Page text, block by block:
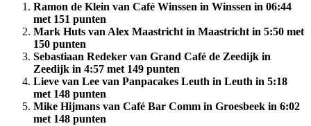
Ramon de Klein van Café Winssen in Winssen in 06:44
met 151 punten
Mark Huts van Alex Maastricht in Maastricht in 5:50 met
150 punten
Sebastiaan Redeker van Grand Café de Zeedijk in
Zeedijk in 4:57 met 149 punten
Lieve van Lee van Panpacakes Leuth in Leuth in 5:18
met 148 punten
Mike Hijmans van Café Bar Comm in Groesbeek in 6:02
met 148 punten